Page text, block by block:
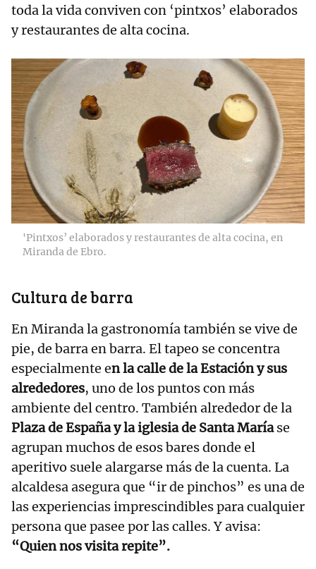
toda la vida conviven con ‘pintxos’ elaborados
y restaurantes de alta cocina.
'Pintxos’ elaborados y restaurantes de alta cocina, en
Miranda de Ebro.
Cultura de barra
En Miranda la gastronomía también se vive de
pie, de barra en barra. El tapeo se concentra
especialmente en la calle de la Estación y sus
alrededores, uno de los puntos con más
ambiente del centro. También alrededor de la
Plaza de España y la iglesia de Santa Maríase
agrupan muchos de esos bares donde el
aperitivo suele alargarse más de la cuenta. La
alcaldesa asegura que “ir de pinchos” es una de
las experiencias imprescindibles para cualquier
persona que pasee por las calles. Y avisa:
“Quien nos visita repite”.